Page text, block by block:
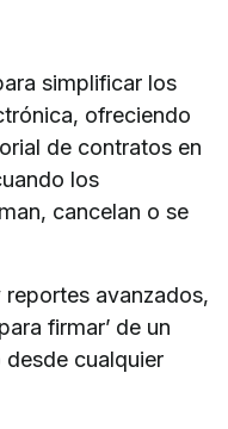
simplificar los
ofreciendo
de contratos en
los
cancelan o se
avanzados,
firmar’ de un
cualquier